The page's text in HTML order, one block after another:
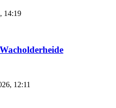
14:19
12:11